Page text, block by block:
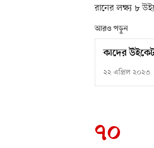
রানের লক্ষ্য ৮
আরও পড়ুন
কাদের
২২ এপ্রিল ২০২৩
৭০